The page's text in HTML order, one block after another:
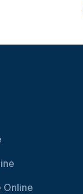
Online